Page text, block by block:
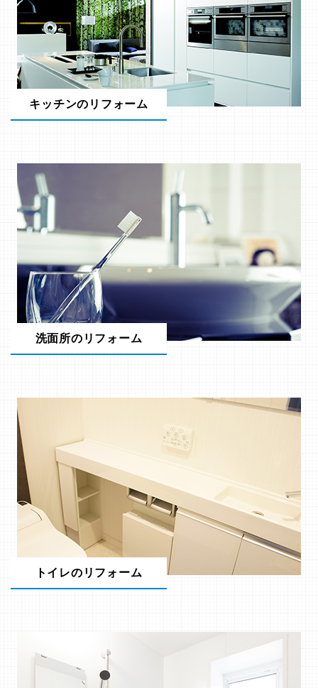
キッチンのリフォーム
洗面所のリフォーム
トイレのリフォーム